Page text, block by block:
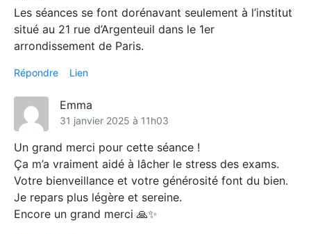
Les séances se font dorénavant seulement à l’institut
situé au 21 rue d’Argenteuil dans le 1er
arrondissement de Paris.
Répondre Lien
Emma
31 janvier 2025 à 11h03
Un grand merci pour cette séance !
Ça m’a vraiment aidé à lâcher le stress des exams.
Votre bienveillance et votre générosité font du bien.
Je repars plus légère et sereine.
Encore un grand merci 🙏✨